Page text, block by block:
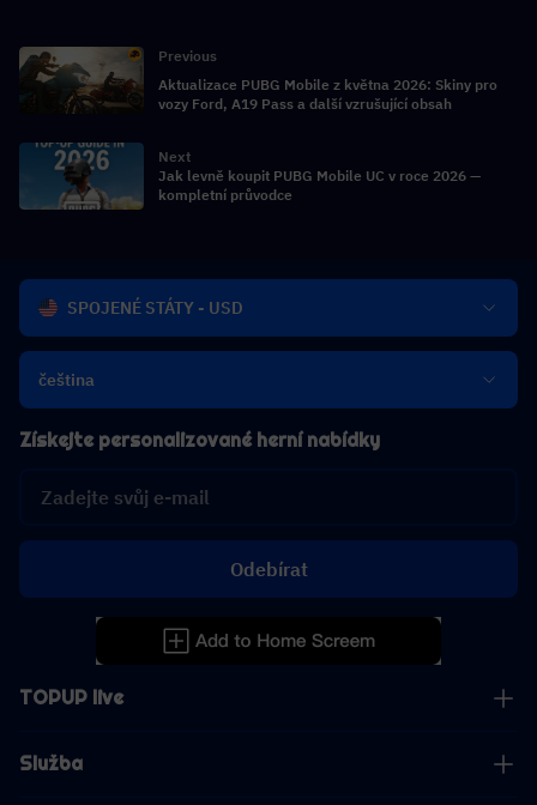
Previous
Aktualizace PUBG Mobile z května 2026: Skiny pro
vozy Ford, A19 Pass a další vzrušující obsah
Next
Jak levně koupit PUBG Mobile UC v roce 2026 —
kompletní průvodce
SPOJENÉ STÁTY - USD
čeština
TOPUP live
Služba
Získejte personalizované herní nabídky
Odebírat